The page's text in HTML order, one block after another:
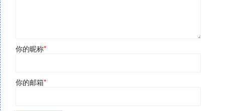
你的昵称*
你的邮箱*